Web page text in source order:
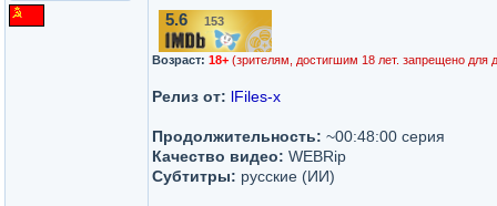
5.6 153
Возраст: 18+ (зрителям, достигшим 18 лет. запрещено для
Релиз от: lFiles-x
Продолжительность: ~00:48:00 серия
Качество видео: WEBRip
Субтитры: русские (ИИ)